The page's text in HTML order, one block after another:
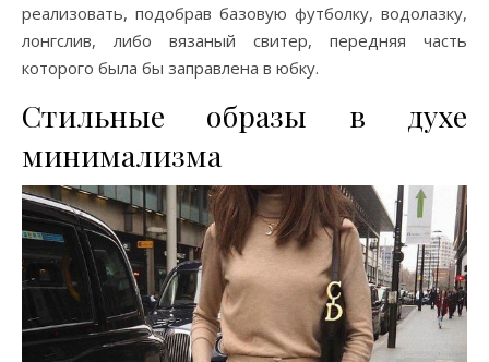
реализовать, подобрав базовую футболку, водолазку,
лонгслив, либо вязаный свитер, передняя часть
которого была бы заправлена в юбку.
Стильные образы в духе
минимализма